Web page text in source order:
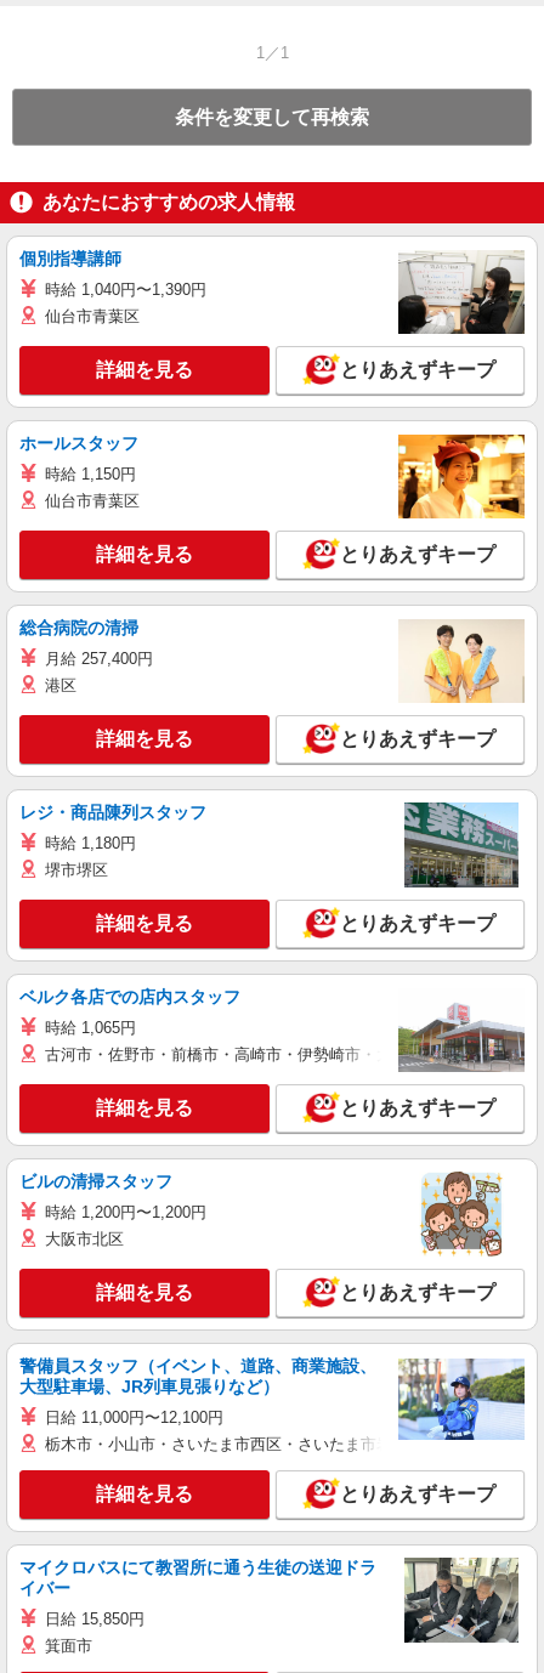
1／1
条件を変更して再検索
あなたにおすすめの求人情報
個別指導講師
時給 1,040円〜1,390円
仙台市青葉区
詳細を見る とりあえずキープ
ホールスタッフ
時給 1,150円
仙台市青葉区
詳細を見る とりあえずキープ
総合病院の清掃
月給 257,400円
港区
詳細を見る とりあえずキープ
レジ・商品陳列スタッフ
時給 1,180円
堺市堺区
詳細を見る とりあえずキープ
ベルク各店での店内スタッフ
時給 1,065円
古河市・佐野市・前橋市・高崎市・伊勢崎市・太田市・館林市・藤
詳細を見る とりあえずキープ
ビルの清掃スタッフ
時給 1,200円〜1,200円
大阪市北区
詳細を見る とりあえずキープ
警備員スタッフ（イベント、道路、商業施設、
大型駐車場、JR列車見張りなど）
日給 11,000円〜12,100円
栃木市・小山市・さいたま市西区・さいたま市岩槻区・久喜市・蓮田
詳細を見る とりあえずキープ
マイクロバスにて教習所に通う生徒の送迎ドラ
イバー
日給 15,850円
箕面市